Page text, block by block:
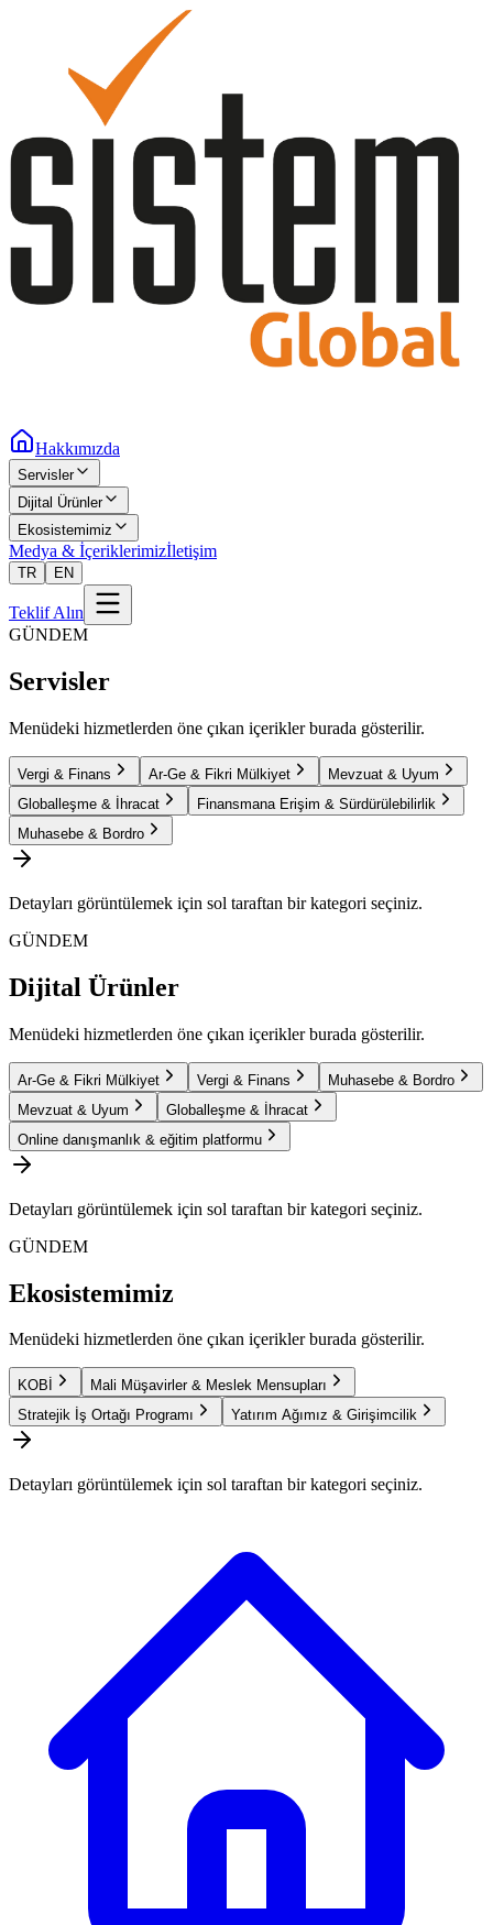
Hakkımızda
Servisler
Dijital Ürünler
Ekosistemimiz
Medya & İçeriklerimizİletişim
TR EN
Teklif Alın
GÜNDEM
Servisler
Menüdeki hizmetlerden öne çıkan içerikler burada gösterilir.
Vergi & Finans Ar-Ge & Fikri Mülkiyet
Mevzuat & Uyum
Globalleşme & İhracat
Finansmana Erişim & Sürdürülebilirlik
Muhasebe & Bordro
Detayları görüntülemek için sol taraftan bir kategori seçiniz.
GÜNDEM
Dijital Ürünler
Menüdeki hizmetlerden öne çıkan içerikler burada gösterilir.
Ar-Ge & Fikri Mülkiyet Vergi & Finans
Muhasebe & Bordro
Mevzuat & Uyum
Globalleşme & İhracat
Online danışmanlık & eğitim platformu
Detayları görüntülemek için sol taraftan bir kategori seçiniz.
GÜNDEM
Ekosistemimiz
Menüdeki hizmetlerden öne çıkan içerikler burada gösterilir.
KOBİ
Mali Müşavirler & Meslek Mensupları
Stratejik İş Ortağı Programı
Yatırım Ağımız & Girişimcilik
Detayları görüntülemek için sol taraftan bir kategori seçiniz.